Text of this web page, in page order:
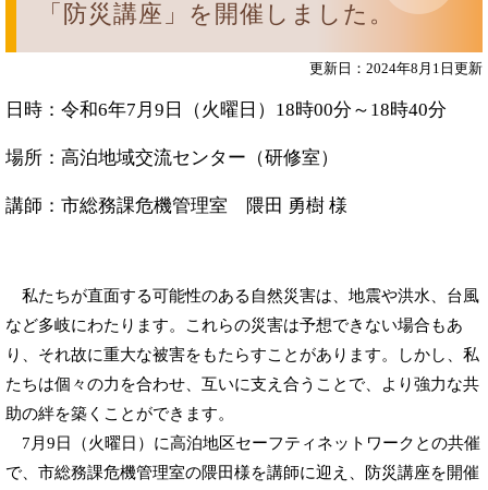
「防災講座」を開催しました。
更新日：2024年8月1日更新
日時：令和6年7月9日（火曜日）18時00分～18時40分
場所：高泊地域交流センター（研修室）
講師：市総務課危機管理室 隈田 勇樹 様
私たちが直面する可能性のある自然災害は、地震や洪水、台風
など多岐にわたります。これらの災害は予想できない場合もあ
り、それ故に重大な被害をもたらすことがあります。しかし、私
たちは個々の力を合わせ、互いに支え合うことで、より強力な共
助の絆を築くことができます。
7月9日（火曜日）に高泊地区セーフティネットワークとの共催
で、市総務課危機管理室の隈田様を講師に迎え、防災講座を開催